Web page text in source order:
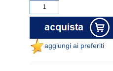
aggiungi ai preferiti